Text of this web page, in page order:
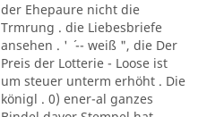
der Ehepaure nicht die
Trmrung . die Liebesbriefe
ansehen . ' ´ -- weiß ", die Der
Preis der Lotterie - Loose ist
um steuer unterm erhöht . Die
königl . 0) ener-al ganzes